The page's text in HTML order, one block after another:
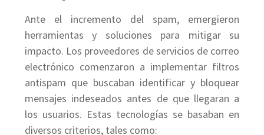
Ante el incremento del spam, emergieron
herramientas y soluciones para mitigar su
impacto. Los proveedores de servicios de correo
electrónico comenzaron a implementar filtros
antispam que buscaban identificar y bloquear
mensajes indeseados antes de que llegaran a
los usuarios. Estas tecnologías se basaban en
diversos criterios, tales como: